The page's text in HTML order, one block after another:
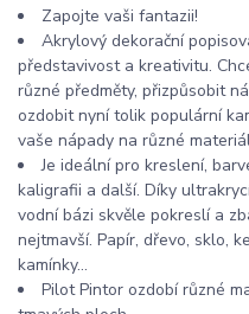
Zapojte vaši fantazii!
Akrylový dekorační
představivost a kreativitu.
různé předměty, přizpůsobit
ozdobit nyní tolik populární
vaše nápady na různé
Je ideální pro kreslení,
kaligrafii a další. Díky
vodní bázi skvěle pokreslí a
nejtmavší. Papír, dřevo, sklo,
kamínky...
Pilot Pintor ozdobí různé